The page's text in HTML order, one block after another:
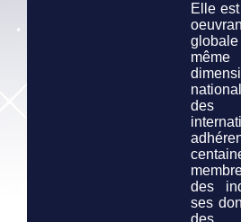
Elle
des
des
ses
des